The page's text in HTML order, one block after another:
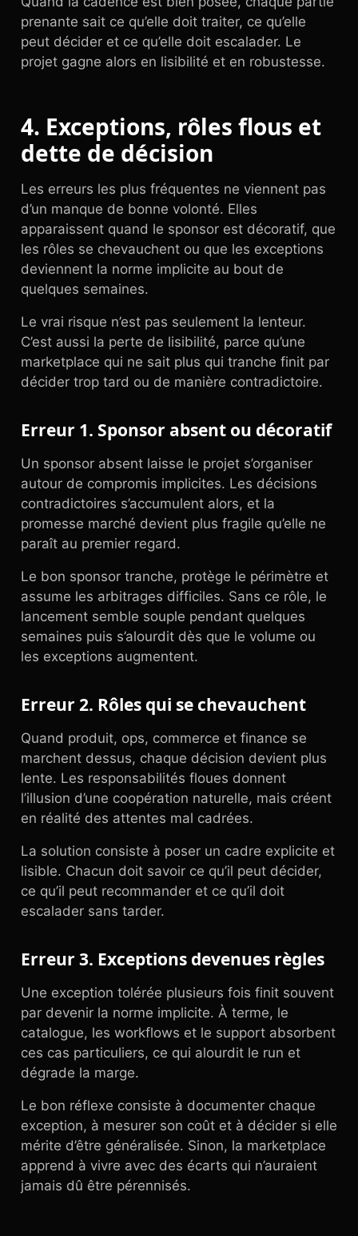
prenante sait ce qu’elle doit traiter, ce qu’elle
peut décider et ce qu’elle doit escalader. Le
projet gagne alors en lisibilité et en robustesse.
4. Exceptions, rôles flous et
dette de décision
Les erreurs les plus fréquentes ne viennent pas
d’un manque de bonne volonté. Elles
apparaissent quand le sponsor est décoratif, que
les rôles se chevauchent ou que les exceptions
deviennent la norme implicite au bout de
quelques semaines.
Le vrai risque n’est pas seulement la lenteur.
C’est aussi la perte de lisibilité, parce qu’une
marketplace qui ne sait plus qui tranche finit par
décider trop tard ou de manière contradictoire.
Erreur 1. Sponsor absent ou décoratif
Un sponsor absent laisse le projet s’organiser
autour de compromis implicites. Les décisions
contradictoires s’accumulent alors, et la
promesse marché devient plus fragile qu’elle ne
paraît au premier regard.
Le bon sponsor tranche, protège le périmètre et
assume les arbitrages difficiles. Sans ce rôle, le
lancement semble souple pendant quelques
semaines puis s’alourdit dès que le volume ou
les exceptions augmentent.
Erreur 2. Rôles qui se chevauchent
Quand produit, ops, commerce et finance se
marchent dessus, chaque décision devient plus
lente. Les responsabilités floues donnent
l’illusion d’une coopération naturelle, mais créent
en réalité des attentes mal cadrées.
La solution consiste à poser un cadre explicite et
lisible. Chacun doit savoir ce qu’il peut décider,
ce qu’il peut recommander et ce qu’il doit
escalader sans tarder.
Erreur 3. Exceptions devenues règles
Une exception tolérée plusieurs fois finit souvent
par devenir la norme implicite. À terme, le
catalogue, les workflows et le support absorbent
ces cas particuliers, ce qui alourdit le run et
dégrade la marge.
Le bon réflexe consiste à documenter chaque
exception, à mesurer son coût et à décider si elle
mérite d’être généralisée. Sinon, la marketplace
apprend à vivre avec des écarts qui n’auraient
jamais dû être pérennisés.